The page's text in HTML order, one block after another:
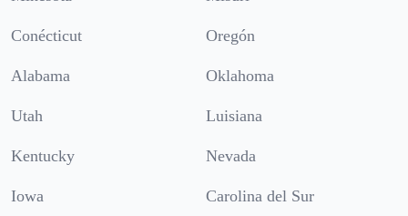
Conécticut Oregón
Alabama Oklahoma
Utah Luisiana
Kentucky Nevada
Iowa Carolina del Sur